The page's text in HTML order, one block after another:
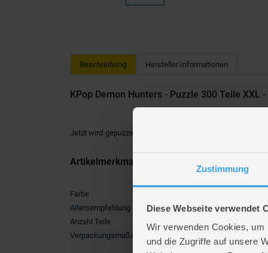
Zustimmung
Diese Webseite verwendet
Wir verwenden Cookies,
und die Zugriffe auf unsere
Beschreibung Hersteller Informationen
KPop Demon Hunters - Puzzle 300 Teile XXL
Jetzt wird gepuzzelt! Entdecke tolle mit
Artikelmerkmale
Farbe
Altersempfehlung
ab 9
Anzahl Teile
Verpackungsmaße
Breite